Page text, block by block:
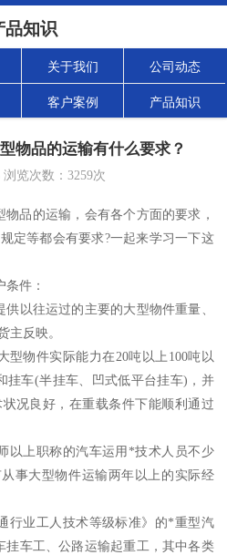
品知识
关于我们 公司动态
客户案例 产品知识
物品的运输有什么要求？
浏览次数： 3259次
品的运输，会有各个方面的要求，
定等都会有要求?一起来学习一下这
件：
以往运过的主要的大型物件重量、
主反映。
型物件实际能力在20吨以上100吨以
挂车(半挂车、凹式低平台挂车)，并
况良好，在重载条件下能顺利通过
以上职称的汽车运用*技术人员不少
事大型物件运输两年以上的实际经
行业工人技术等级标准》的*重型汽
车工、公路运输起重工，其中各类